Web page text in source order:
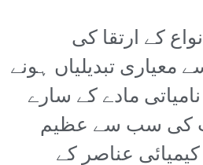
کے ارتقا کی
تبدیلیاں ہونے
مادے کے سارے
کی سب سے عظیم
عناصر کے